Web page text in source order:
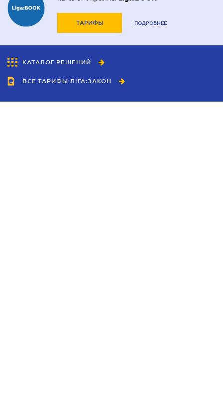
ТАРИФЫ ПОДРОБНЕЕ
КАТАЛОГ РЕШЕНИЙ
ВСЕ ТАРИФЫ ЛІГА:ЗАКОН